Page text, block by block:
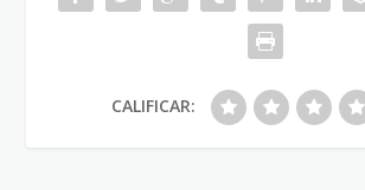
CALIFICAR: